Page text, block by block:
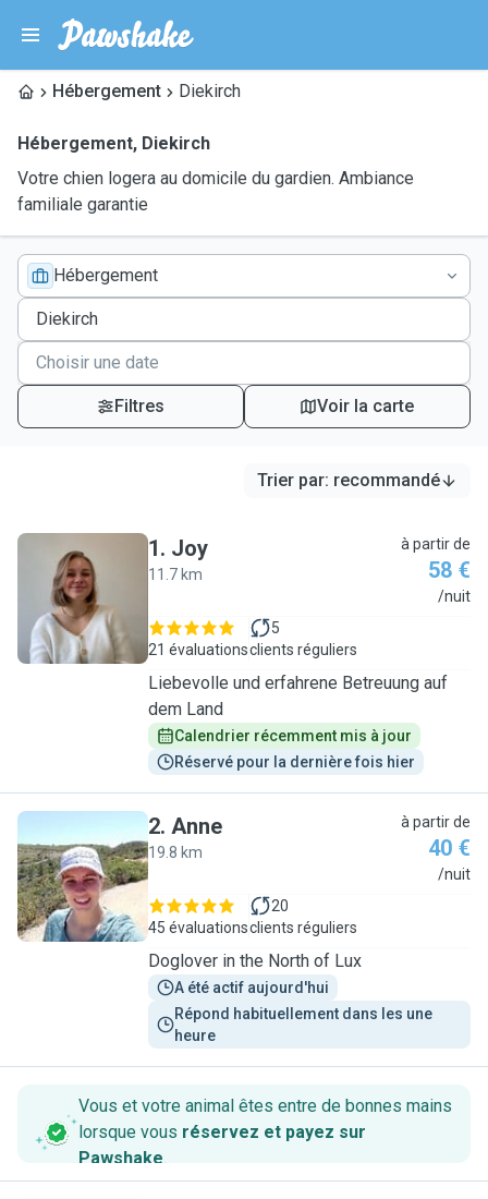
Hébergement Diekirch
Hébergement, Diekirch
Votre chien logera au domicile du gardien. Ambiance
familiale garantie
Hébergement
Filtres Voir la carte
Trier par: recommandé
J
1. Joy
11.7 km
à partir de
58 €
/nuit
21 évaluations
5
clients réguliers
Liebevolle und erfahrene Betreuung auf
dem Land
Calendrier récemment mis à jour
Réservé pour la dernière fois hier
A
2. Anne
19.8 km
à partir de
40 €
/nuit
45 évaluations
20
clients réguliers
Doglover in the North of Lux
A été actif aujourd'hui
Répond habituellement dans les une
heure
Vous et votre animal êtes entre de bonnes mains
lorsque vous réservez et payez sur
Pawshake.